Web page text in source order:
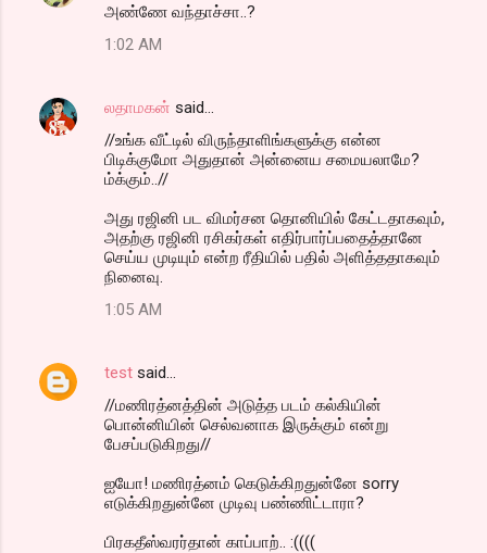
அண்ணே வந்தாச்சா..?
1:02 AM
லதாமகன் said…
//உங்க வீட்டில் விருந்தாளிங்களுக்கு என்ன
பிடிக்குமோ அதுதான் அன்னைய சமையலாமே?
ம்க்கும்..//
அது ரஜினி பட விமர்சன தொனியில் கேட்டதாகவும்,
அதற்கு ரஜினி ரசிகர்கள் எதிர்பார்ப்பதைத்தானே
செய்ய முடியும் என்ற ரீதியில் பதில் அளித்ததாகவும்
நினைவு.
1:05 AM
test said…
//மணிரத்னத்தின் அடுத்த படம் கல்கியின்
பொன்னியின் செல்வனாக இருக்கும் என்று
பேசப்படுகிறது//
ஐயோ! மணிரத்னம் கெடுக்கிறதுன்னே sorry
எடுக்கிறதுன்னே முடிவு பண்ணிட்டாரா?
பிரகதீஸ்வரர்தான் காப்பாற்.. :((((